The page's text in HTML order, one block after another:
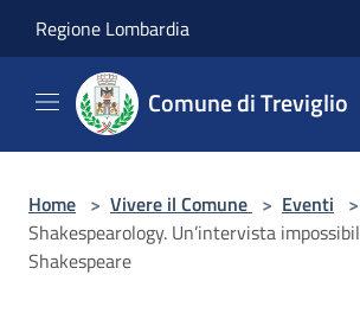
Regione Lombardia
Comune di Treviglio
Home > Vivere il Comune > Eventi >
Shakespearology. Un’intervista
Shakespeare